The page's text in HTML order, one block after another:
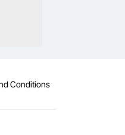
Conditions